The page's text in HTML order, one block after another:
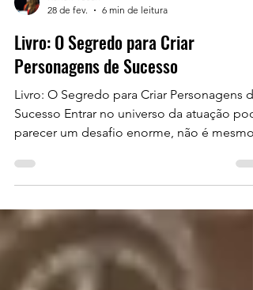
Ranah Tesch
Livro: O Segredo para Criar
Personagens de Sucesso
Livro: O Segredo para Criar Personagens de
Sucesso Entrar no universo da atuação pode
Aquele frio na barriga, a insegurança na
de interpretar, a dúvida sobre como
realmente dominar a cena... Mas e se eu te
dissesse que existe um jeito simples e